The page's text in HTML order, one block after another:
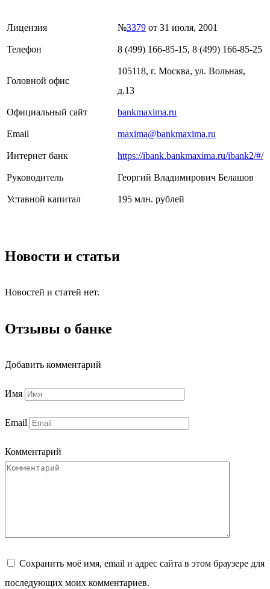
Лицензия №3379 от 31 июля, 2001
Телефон 8 (499) 166-85-15, 8 (499) 166-85-25
Головной офис
105118, г. Москва, ул. Вольная,
д.13
Официальный сайт bankmaxima.ru
Email maxima@bankmaxima.ru
Интернет банк https://ibank.bankmaxima.ru/ibank2/#/
Руководитель Георгий Владимирович Белашов
Уставной капитал 195 млн. рублей
Новости и статьи
Новостей и статей нет.
Отзывы о банке
Добавить комментарий
Имя
Email
Комментарий
Сохранить моё имя, email и адрес сайта в этом браузере для
последующих моих комментариев.